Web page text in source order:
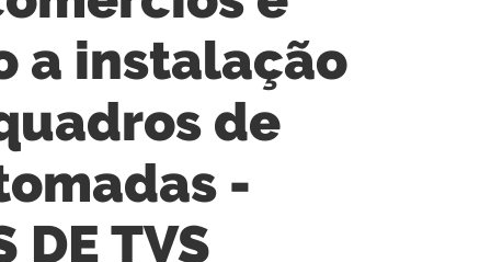
a instalação
de
-
DE TVS